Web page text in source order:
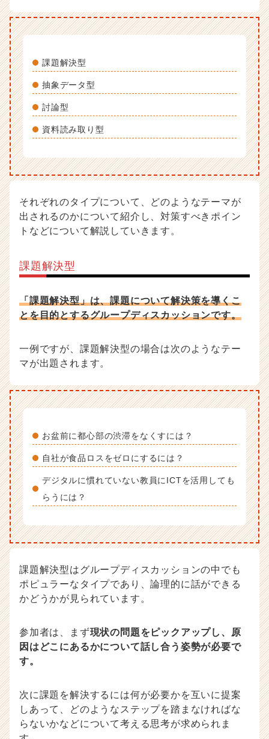
課題解決型
抽象データ型
討論型
資料読み取り型
それぞれのタイプについて、どのようなテーマが
出されるのかについて紹介し、対策すべきポイン
トなどについて解説していきます。
課題解決型
「課題解決型」は、課題について解決策を導くこ
とを目的とするグループディスカッションです。
一例ですが、課題解決型の場合は次のようなテー
マが出題されます。
お盆前に都心部の渋滞をなくすには？
自社が食品ロスをゼロにするには？
デジタルに慣れていない教員にICTを活用しても
らうには？
課題解決型はグループディスカッションの中でも
ポピュラーなタイプであり、論理的に話ができる
かどうかが見られています。
参加者は、まず現状の問題をピックアップし、原
因はどこにあるかについて話し合う姿勢が必要で
す。
次に課題を解決するには何が必要かを互いに提案
しあって、どのようなステップを踏まなければな
らないかなどについて考える思考が求められま